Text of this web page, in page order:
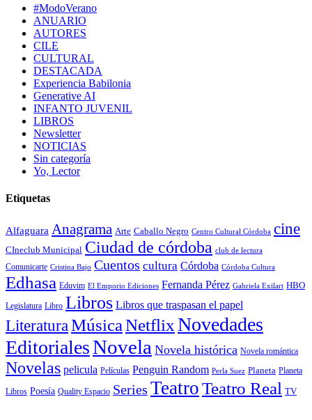
#ModoVerano
ANUARIO
AUTORES
CILE
CULTURAL
DESTACADA
Experiencia Babilonia
Generative AI
INFANTO JUVENIL
LIBROS
Newsletter
NOTICIAS
Sin categoría
Yo, Lector
Etiquetas
Alfaguara Anagrama Arte Caballo Negro Centro Cultural Córdoba cine
CIneclub Municipal Ciudad de córdoba club de lectura
Comunicarte Cristina Bajo Cuentos cultura Córdoba Córdoba Cultura
Edhasa Eduvim El Emporio Ediciones Fernanda Pérez Gabriela Exilart HBO
Legislatura Libro Libros Libros que traspasan el papel
LiteraturaMúsicaNetflixNovedades
EditorialesNovela Novela histórica Novela romántica
Novelas pelicula Películas Penguin Random Perla Suez Planeta Planeta
Libros Poesía Quality Espacio Series TeatroTeatro Real TV